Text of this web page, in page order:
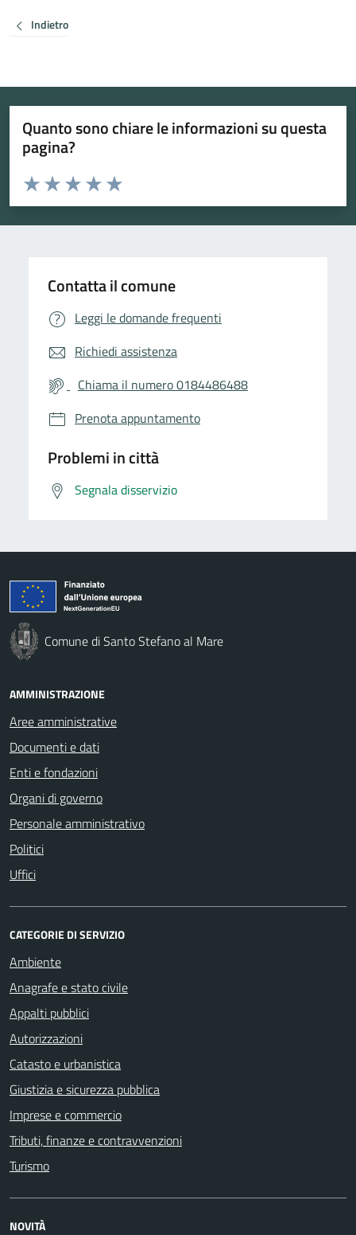
Indietro
Quanto sono chiare le informazioni su questa
pagina?
Valuta da 1 a 5 stelle la pagina
Valuta 5 stelle su 5
Valuta 4 stelle su 5
Valuta 3 stelle su 5
Valuta 2 stelle su 5
Valuta 1 stelle su 5
Contatta il comune
Leggi le domande frequenti
Richiedi assistenza
Chiama il numero 0184486488
Prenota appuntamento
Problemi in città
Segnala disservizio
Comune di Santo Stefano al Mare
AMMINISTRAZIONE
Aree amministrative
Documenti e dati
Enti e fondazioni
Organi di governo
Personale amministrativo
Politici
Uffici
CATEGORIE DI SERVIZIO
Ambiente
Anagrafe e stato civile
Appalti pubblici
Autorizzazioni
Catasto e urbanistica
Giustizia e sicurezza pubblica
Imprese e commercio
Tributi, finanze e contravvenzioni
Turismo
NOVITÀ